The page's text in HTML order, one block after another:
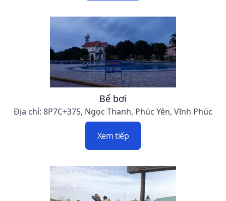
Bể bơi
Địa chỉ: 8P7C+375, Ngọc Thanh, Phúc Yên, Vĩnh Phúc
Xem tiếp